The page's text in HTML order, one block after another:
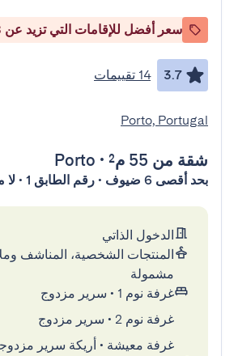
سعر أفضل للإقامات التي تزيد عن 28 ليلة
3.7 14 تقييمات
Porto, Portugal
شقة من 55 م² •
Porto
بحد أقصى 6 ضيوف • رقم الطابق 1 • لا مصعد
الدخول الذاتي
المنتجات الشخصية، المناشف
مشمولة
غرفة نوم 1
• سرير مزدوج
غرفة نوم 2
• سرير مزدوج
غرفة معيشة • أريكة سرير